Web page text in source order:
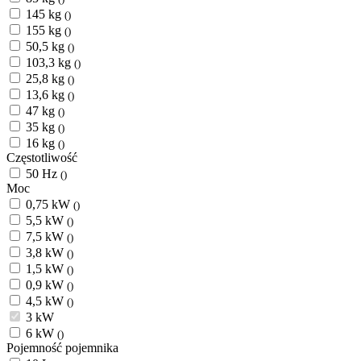
145 kg ()
155 kg ()
50,5 kg ()
103,3 kg ()
25,8 kg ()
13,6 kg ()
47 kg ()
35 kg ()
16 kg ()
Częstotliwość
50 Hz ()
Moc
0,75 kW ()
5,5 kW ()
7,5 kW ()
3,8 kW ()
1,5 kW ()
0,9 kW ()
4,5 kW ()
3 kW
6 kW ()
Pojemność pojemnika